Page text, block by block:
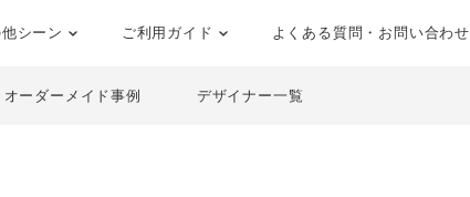
シーン ご利用ガイド よくある質問・お問い合わせ
オーダーメイド事例 デザイナー一覧